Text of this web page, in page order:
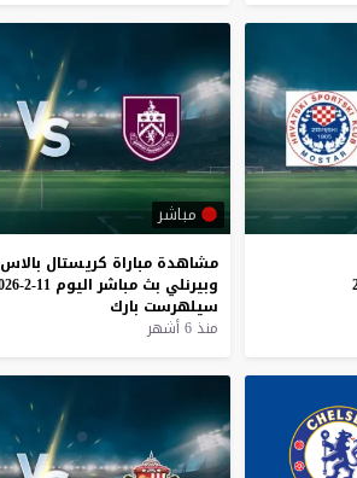
مباشر
مشاهدة مباراة كريستال بالاس
وبيرنلي بث مباشر اليوم 11-2-2026
سيلهرست بارك
منذ 6 أشهر